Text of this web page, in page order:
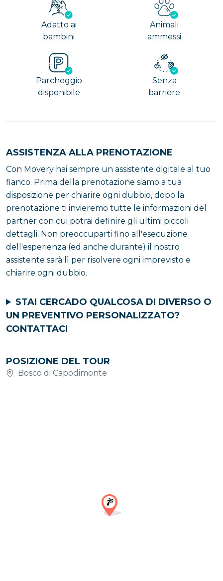
Adatto ai
bambini
Animali
ammessi
Parcheggio
disponibile
Senza
barriere
ASSISTENZA ALLA PRENOTAZIONE
Con Movery hai sempre un assistente digitale al tuo
fianco. Prima della prenotazione siamo a tua
disposizione per chiarire ogni dubbio, dopo la
prenotazione ti invieremo tutte le informazioni del
partner con cui potrai definire gli ultimi piccoli
dettagli. Non preoccuparti fino all'esecuzione
dell'esperienza (ed anche durante) il nostro
assistente sarà lì per risolvere ogni imprevisto e
chiarire ogni dubbio.
STAI CERCADO QUALCOSA DI DIVERSO O
UN PREVENTIVO PERSONALIZZATO?
CONTATTACI
POSIZIONE DEL TOUR
Bosco di Capodimonte